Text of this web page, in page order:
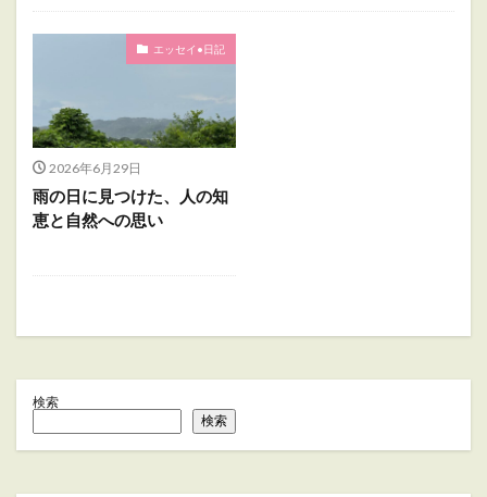
Uncategorized
エッセイ•日記
2026年6月29日
雨の日に見つけた、人の知
恵と自然への思い
検索
検索